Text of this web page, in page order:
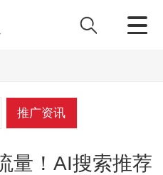
推广资讯
量！AI搜索推荐